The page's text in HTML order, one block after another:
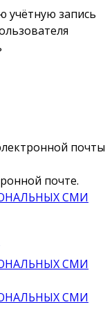
учётную запись
почты
почте.